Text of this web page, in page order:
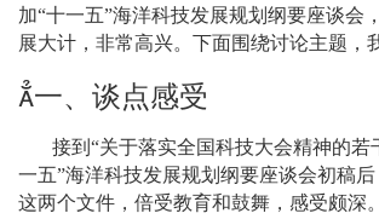
加“十一五”海洋科技发展规划纲要座谈会
展大计，非常高兴。下面围绕讨论主题，
一、谈点感受
接到 “关于落实全国科技大会精神的若
一五”海洋科技发展规划纲要座谈会初稿
这两个文件，倍受教育和鼓舞，感受颇深